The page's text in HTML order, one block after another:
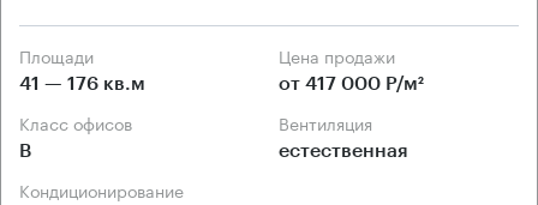
Площади
41 — 176 кв.м
Цена продажи
от 417 000 Р/м²
Класс офисов
B
Вентиляция
естественная
Кондиционирование